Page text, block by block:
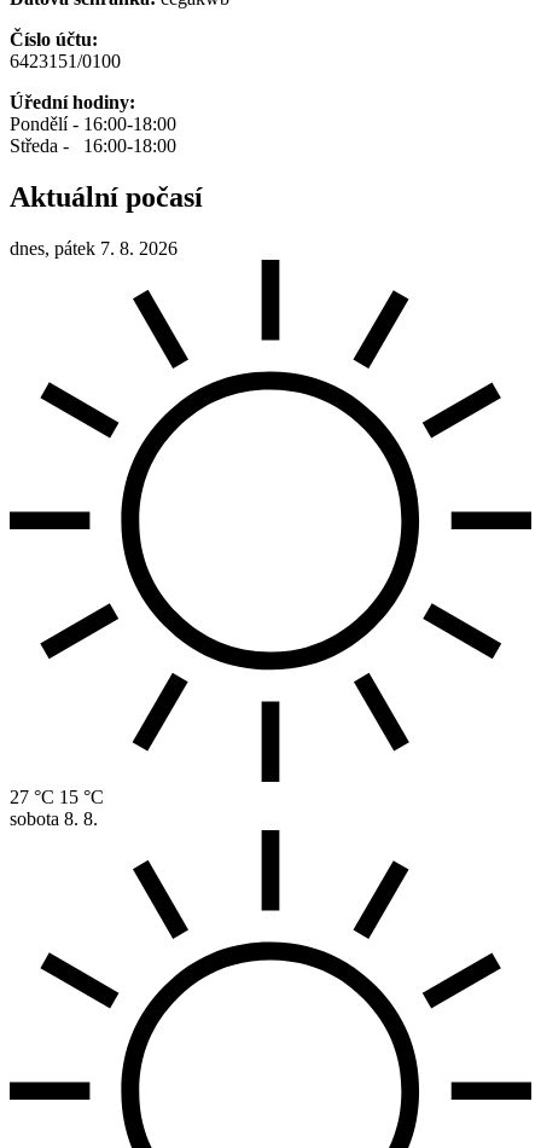
Číslo účtu:
6423151/0100
Úřední hodiny:
Pondělí - 16:00-18:00
Středa - 16:00-18:00
Aktuální počasí
dnes, pátek 7. 8. 2026
27 °C 15 °C
sobota 8. 8.